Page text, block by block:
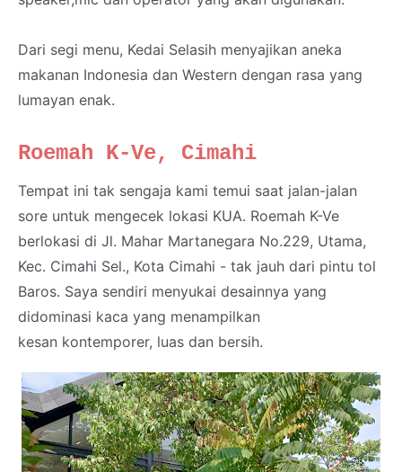
Dari segi menu, Kedai Selasih menyajikan aneka
makanan Indonesia dan Western dengan rasa yang
lumayan enak.
Roemah K-Ve, Cimahi
Tempat ini tak sengaja kami temui saat jalan-jalan
sore untuk mengecek lokasi KUA. Roemah K-Ve
berlokasi di Jl. Mahar Martanegara No.229, Utama,
Kec. Cimahi Sel., Kota Cimahi - tak jauh dari pintu tol
Baros. Saya sendiri menyukai desainnya yang
didominasi kaca yang menampilkan
kesan kontemporer, luas dan bersih.